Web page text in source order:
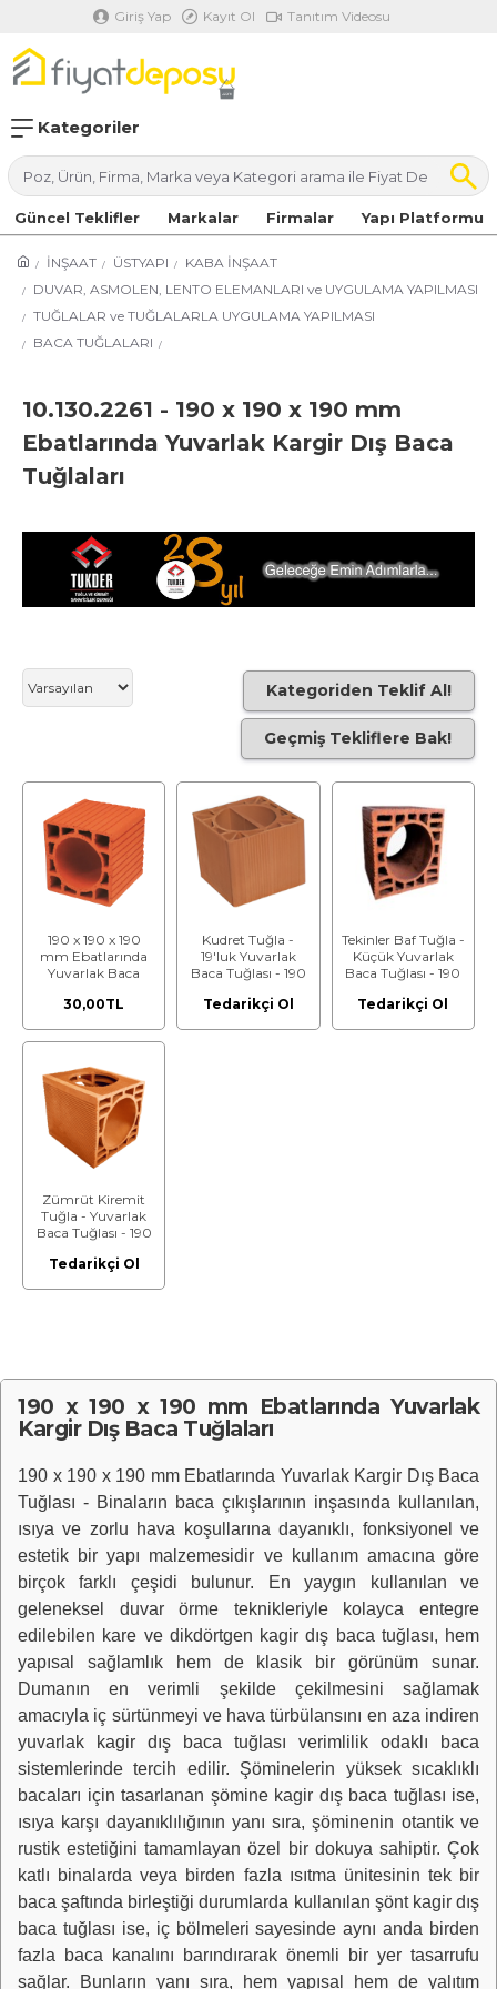
Giriş Yap Kayıt Ol Tanıtım Videosu
Kategoriler
Güncel Teklifler Markalar Firmalar Yapı Platformu
İNŞAAT ÜSTYAPI
KABA İNŞAAT
DUVAR, ASMOLEN, LENTO ELEMANLARI ve UYGULAMA YAPILMASI
TUĞLALAR ve TUĞLALARLA UYGULAMA YAPILMASI
BACA TUĞLALARI
10.130.2261 - 190 x 190 x 190 mm
Ebatlarında Yuvarlak Kargir Dış Baca
Tuğlaları
Kategoriden Teklif Al!
Geçmiş Tekliflere Bak!
190 x 190 x 190
mm Ebatlarında
Yuvarlak Baca
30,00TL
Kudret Tuğla -
19'luk Yuvarlak
Baca Tuğlası - 190
Ebatlarında
Tedarikçi Ol
Tekinler Baf Tuğla -
Küçük Yuvarlak
Baca Tuğlası - 190
Ebatlarında
Tedarikçi Ol
Zümrüt Kiremit
Tuğla - Yuvarlak
Baca Tuğlası - 190
Ebatlarında
Tedarikçi Ol
190 x 190 x 190 mm Ebatlarında Yuvarlak
Kargir Dış Baca Tuğlaları
190 x 190 x 190 mm Ebatlarında Yuvarlak Kargir Dış Baca
Tuğlası - Binaların baca çıkışlarının inşasında kullanılan,
ısıya ve zorlu hava koşullarına dayanıklı, fonksiyonel ve
estetik bir yapı malzemesidir ve kullanım amacına göre
birçok farklı çeşidi bulunur. En yaygın kullanılan ve
geleneksel duvar örme teknikleriyle kolayca entegre
edilebilen kare ve dikdörtgen kagir dış baca tuğlası, hem
yapısal sağlamlık hem de klasik bir görünüm sunar.
Dumanın en verimli şekilde çekilmesini sağlamak
amacıyla iç sürtünmeyi ve hava türbülansını en aza indiren
yuvarlak kagir dış baca tuğlası verimlilik odaklı baca
sistemlerinde tercih edilir. Şöminelerin yüksek sıcaklıklı
bacaları için tasarlanan şömine kagir dış baca tuğlası ise,
ısıya karşı dayanıklılığının yanı sıra, şöminenin otantik ve
rustik estetiğini tamamlayan özel bir dokuya sahiptir. Çok
katlı binalarda veya birden fazla ısıtma ünitesinin tek bir
baca şaftında birleştiği durumlarda kullanılan şönt kagir dış
baca tuğlası ise, iç bölmeleri sayesinde aynı anda birden
fazla baca kanalını barındırarak önemli bir yer tasarrufu
sağlar. Bunların yanı sıra, hem yapısal hem de yalıtım